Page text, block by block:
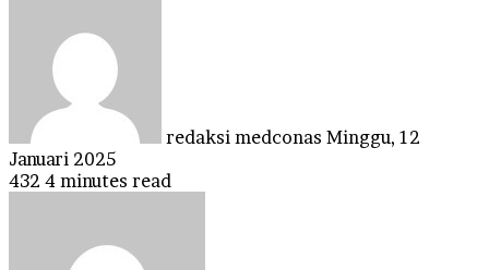
redaksi medconas Minggu, 12
Januari 2025
432 4 minutes read